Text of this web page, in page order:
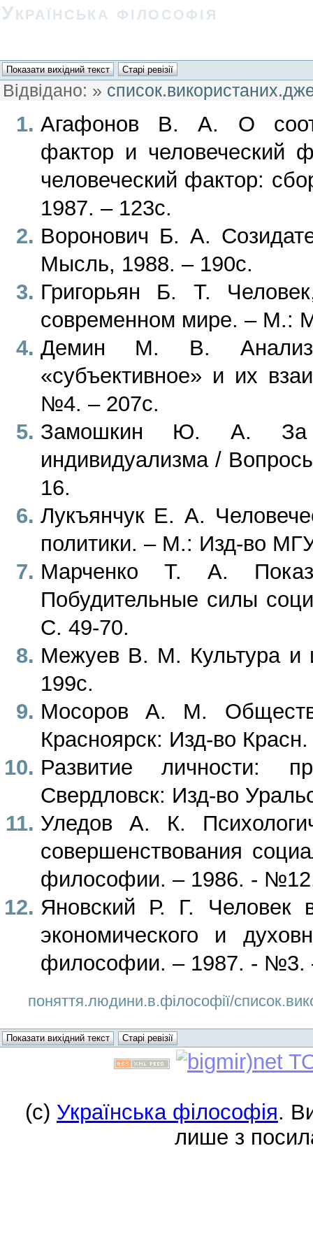
Українська філософія
Відвідано: »
Агафонов В. А. О
фактор и человеческий
человеческий фактор:
1987. – 123с.
Воронович Б. А.
Мысль, 1988. – 190с.
Григорьян Б. Т.
современном мире. – М.:
Демин М. В. Анализ
«субъективное» и их
№4. – 207с.
Замошкин Ю. А. За
индивидуализма /
16.
Лукъянчук Е. А.
политики. – М.: Изд-во
Марченко Т. А.
Побудительные силы
С. 49-70.
Межуев В. М. Культура и
199с.
Мосоров А. М.
Красноярск: Изд-во
Развитие личности:
Свердловск: Изд-во
Уледов А. К.
совершенствования
философии. – 1986. -
Яновский Р. Г. Человек
экономического и
философии. – 1987. - №3.
поняття.людини.в.філософії/
(c) Українська філософія.
лише з